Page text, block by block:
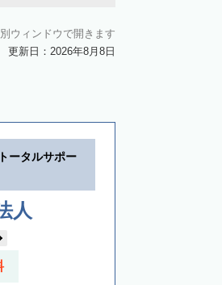
ウィンドウで開きます
更新日：2026年8月8日
ータルサポー
人